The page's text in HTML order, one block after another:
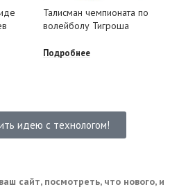
Талисман чемпионата по
волейболу Тигроша
Подробнее
идею с технологом!
сайт, посмотреть, что нового, и